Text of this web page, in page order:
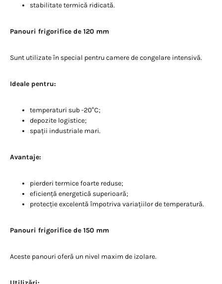
stabilitate termică ridicată.
Panouri frigorifice de 120 mm
Sunt utilizate în special pentru camere de congelare intensivă.
Ideale pentru:
temperaturi sub -20°C;
depozite logistice;
spații industriale mari.
Avantaje:
pierderi termice foarte reduse;
eficiență energetică superioară;
protecție excelentă împotriva variațiilor de temperatură.
Panouri frigorifice de 150 mm
Aceste panouri oferă un nivel maxim de izolare.